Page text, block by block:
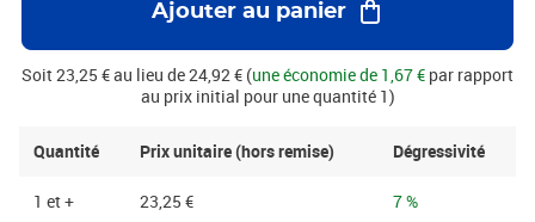
Ajouter au panier
Soit 23,25 € au lieu de 24,92 € (une économie de 1,67 € par rapport
au prix initial pour une quantité 1)
Quantité Prix unitaire (hors remise) Dégressivité
1 et + 23,25 € 7 %